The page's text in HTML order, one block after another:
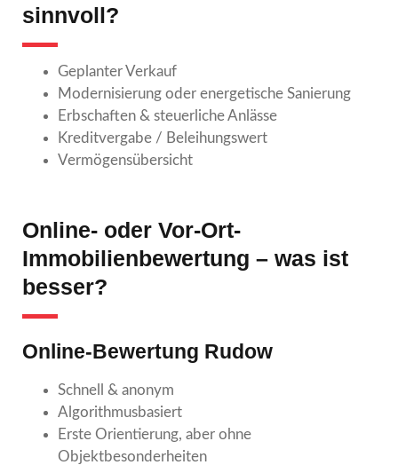
sinnvoll?
Geplanter Verkauf
Modernisierung oder energetische Sanierung
Erbschaften & steuerliche Anlässe
Kreditvergabe / Beleihungswert
Vermögensübersicht
Online- oder Vor-Ort-
Immobilienbewertung – was ist
besser?
Online-Bewertung Rudow
Schnell & anonym
Algorithmusbasiert
Erste Orientierung, aber ohne
Objektbesonderheiten